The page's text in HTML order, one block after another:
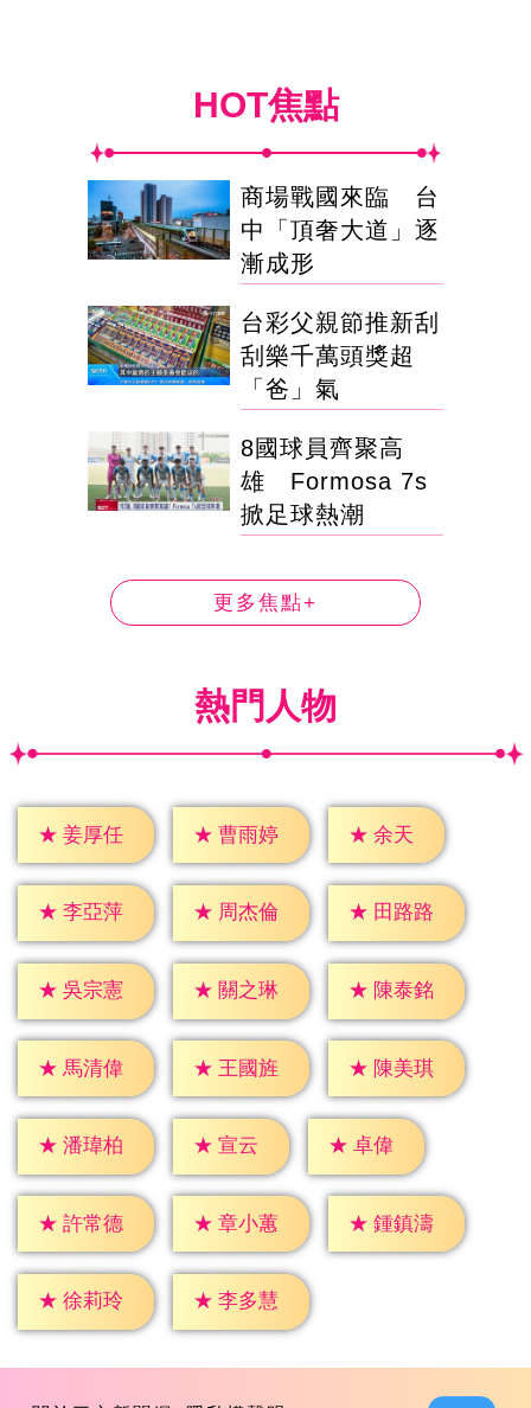
HOT焦點
商場戰國來臨 台
中「頂奢大道」逐
漸成形
台彩父親節推新刮
刮樂千萬頭獎超
「爸」氣
8國球員齊聚高
雄 Formosa 7s
掀足球熱潮
更多焦點+
熱門人物
★ 姜厚任 ★ 曹雨婷 ★ 余天
★ 李亞萍 ★ 周杰倫 ★ 田路路
★ 吳宗憲 ★ 關之琳 ★ 陳泰銘
★ 馬清偉 ★ 王國旌 ★ 陳美琪
★ 潘瑋柏 ★ 宣云 ★ 卓偉
★ 許常德 ★ 章小蕙 ★ 鍾鎮濤
★ 徐莉玲 ★ 李多慧